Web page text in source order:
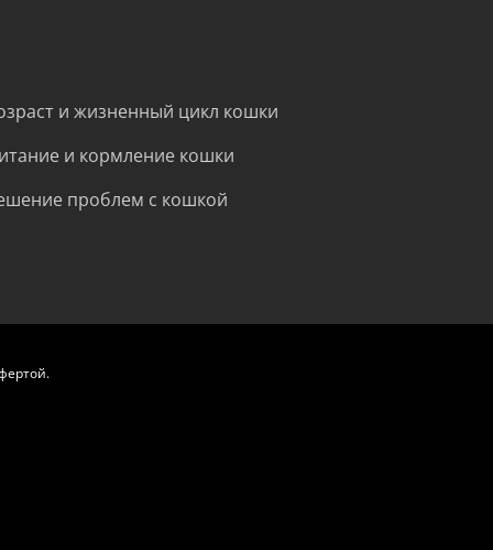
и жизненный цикл кошки
и кормление кошки
проблем с кошкой